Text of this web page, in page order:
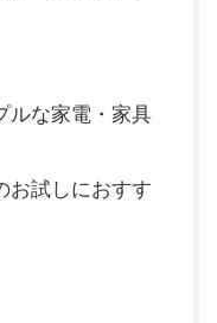
ルな家電・家具
お試しにおすす